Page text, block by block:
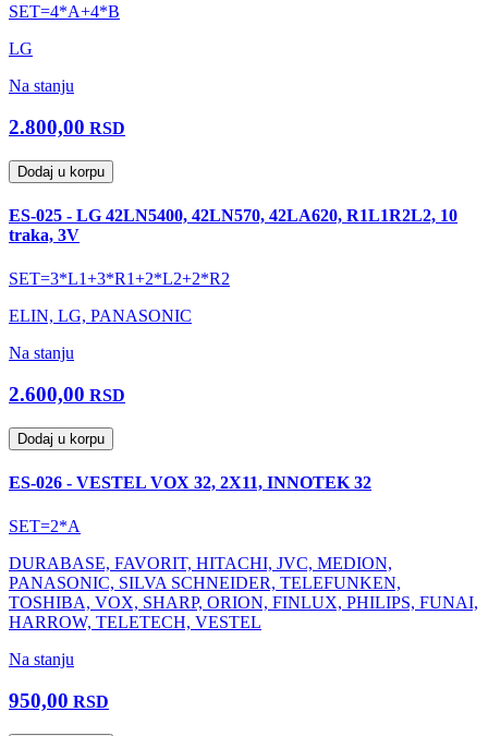
SET=4*A+4*B
LG
Na stanju
2.800,00 RSD
Dodaj u korpu
ES-025 - LG 42LN5400, 42LN570, 42LA620, R1L1R2L2, 10
traka, 3V
SET=3*L1+3*R1+2*L2+2*R2
ELIN, LG, PANASONIC
Na stanju
2.600,00 RSD
Dodaj u korpu
ES-026 - VESTEL VOX 32, 2X11, INNOTEK 32
SET=2*A
DURABASE, FAVORIT, HITACHI, JVC, MEDION,
PANASONIC, SILVA SCHNEIDER, TELEFUNKEN,
TOSHIBA, VOX, SHARP, ORION, FINLUX, PHILIPS, FUNAI,
HARROW, TELETECH, VESTEL
Na stanju
950,00 RSD